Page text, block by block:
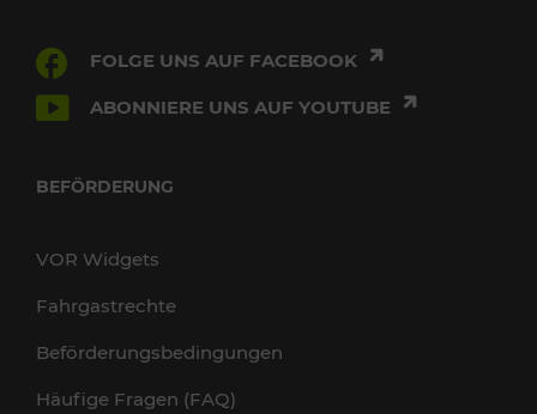
FOLGE UNS AUF FACEBOOK
ABONNIERE UNS AUF YOUTUBE
BEFÖRDERUNG
VOR Widgets
Fahrgastrechte
Beförderungsbedingungen
Häufige Fragen (FAQ)